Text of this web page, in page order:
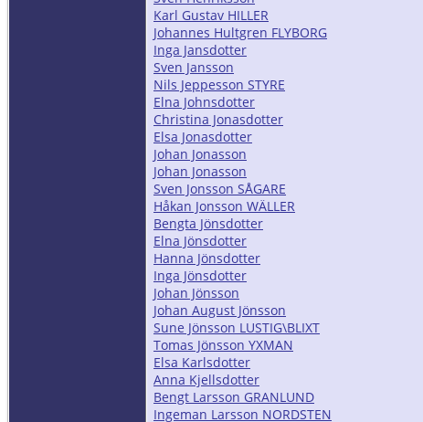
Karl Gustav HILLER
Johannes Hultgren FLYBORG
Inga Jansdotter
Sven Jansson
Nils Jeppesson STYRE
Elna Johnsdotter
Christina Jonasdotter
Elsa Jonasdotter
Johan Jonasson
Johan Jonasson
Sven Jonsson SÅGARE
Håkan Jonsson WÄLLER
Bengta Jönsdotter
Elna Jönsdotter
Hanna Jönsdotter
Inga Jönsdotter
Johan Jönsson
Johan August Jönsson
Sune Jönsson LUSTIG\BLIXT
Tomas Jönsson YXMAN
Elsa Karlsdotter
Anna Kjellsdotter
Bengt Larsson GRANLUND
Ingeman Larsson NORDSTEN